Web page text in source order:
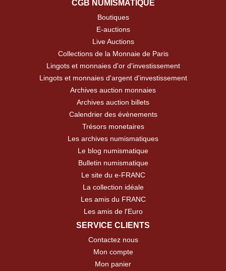
CGB NUMISMATIQUE
Boutiques
E-auctions
Live Auctions
Collections de la Monnaie de Paris
Lingots et monnaies d'or d'investissement
Lingots et monnaies d'argent d'investissement
Archives auction monnaies
Archives auction billets
Calendrier des évènements
Trésors monetaires
Les archives numismatiques
Le blog numismatique
Bulletin numismatique
Le site du e-FRANC
La collection idéale
Les amis du FRANC
Les amis de l'Euro
SERVICE CLIENTS
Contactez nous
Mon compte
Mon panier